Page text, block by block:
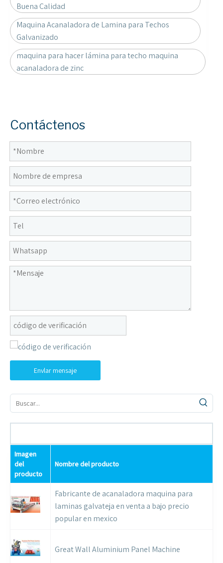
Buena Calidad
Maquina Acanaladora de Lamina para Techos
Galvanizado
maquina para hacer lámina para techo maquina
acanaladora de zinc
Contáctenos
Envlar mensaje
Imagen
del
producto
Nombre del producto
Fabricante de acanaladora maquina para
laminas galvateja en venta a bajo precio
popular en mexico
Great Wall Aluminium Panel Machine